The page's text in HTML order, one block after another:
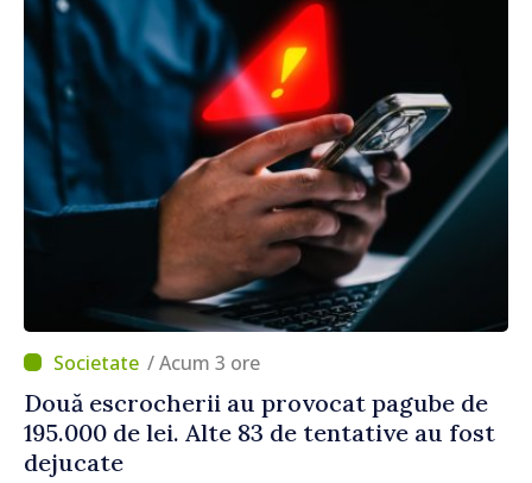
/ Acum 3 ore
Două escrocherii au provocat pagube de
195.000 de lei. Alte 83 de tentative au fost
dejucate